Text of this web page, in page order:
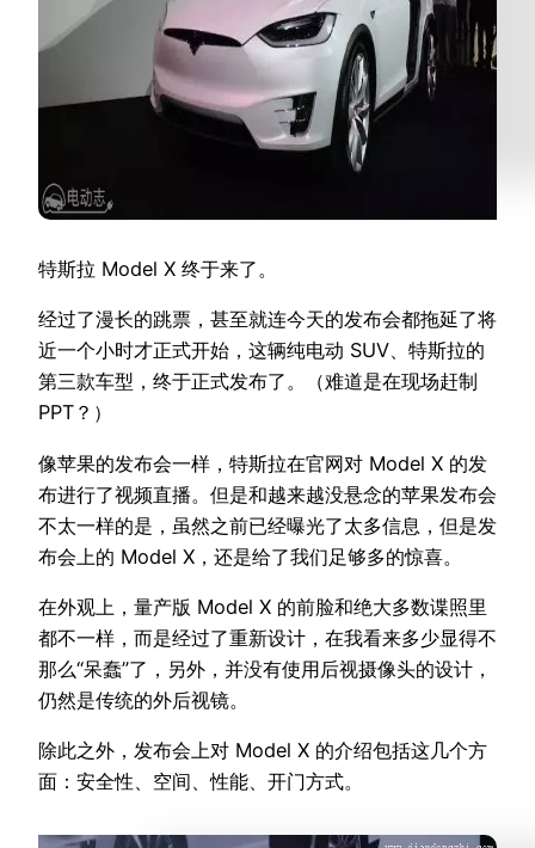
特斯拉 Model X 终于来了。
经过了漫长的跳票，甚至就连今天的发布会都拖延了将
近一个小时才正式开始，这辆纯电动 SUV、特斯拉的
第三款车型，终于正式发布了。（难道是在现场赶制
PPT？）
像苹果的发布会一样，特斯拉在官网对 Model X 的发
布进行了视频直播。但是和越来越没悬念的苹果发布会
不太一样的是，虽然之前已经曝光了太多信息，但是发
布会上的 Model X，还是给了我们足够多的惊喜。
在外观上，量产版 Model X 的前脸和绝大多数谍照里
都不一样，而是经过了重新设计，在我看来多少显得不
那么“呆蠢”了，另外，并没有使用后视摄像头的设计，
仍然是传统的外后视镜。
除此之外，发布会上对 Model X 的介绍包括这几个方
面：安全性、空间、性能、开门方式。